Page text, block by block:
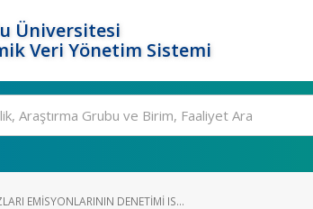
Üniversitesi
Veri Yönetim Sistemi
EMİSYONLARININ DENETİMİ IS...